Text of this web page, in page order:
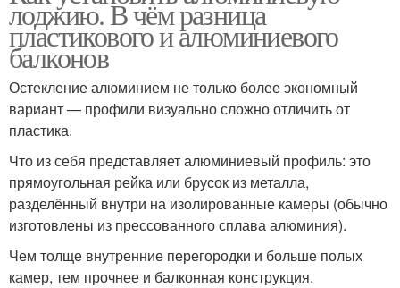
лоджию. В чём разница
пластикового и алюминиевого
балконов
Остекление алюминием не только более экономный
вариант — профили визуально сложно отличить от
пластика.
Что из себя представляет алюминиевый профиль: это
прямоугольная рейка или брусок из металла,
разделённый внутри на изолированные камеры (обычно
изготовлены из прессованного сплава алюминия).
Чем толще внутренние перегородки и больше полых
камер, тем прочнее и балконная конструкция.